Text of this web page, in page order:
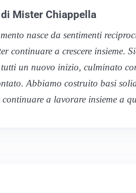
Mister Chiappella
nasce da sentimenti
continuare a crescere insieme.
tutti un nuovo inizio, culminato
Abbiamo costruito basi
a lavorare insieme a